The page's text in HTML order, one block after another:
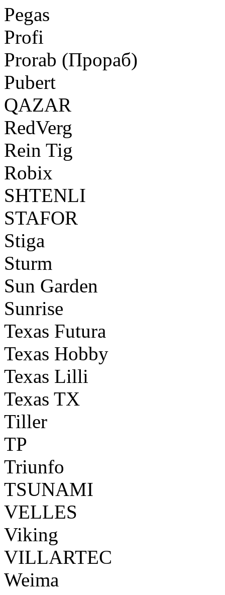
Pegas
Profi
Prorab (Прораб)
Pubert
QAZAR
RedVerg
Rein Tig
Robix
SHTENLI
STAFOR
Stiga
Sturm
Sun Garden
Sunrise
Texas Futura
Texas Hobby
Texas Lilli
Texas TX
Tiller
TP
Triunfo
TSUNAMI
VELLES
Viking
VILLARTEC
Weima